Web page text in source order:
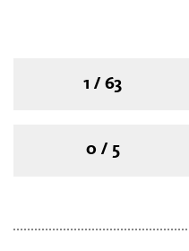
1 / 63
0 / 5